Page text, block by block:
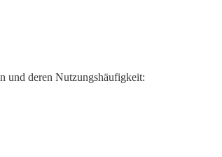
und deren Nutzungshäufigkeit: